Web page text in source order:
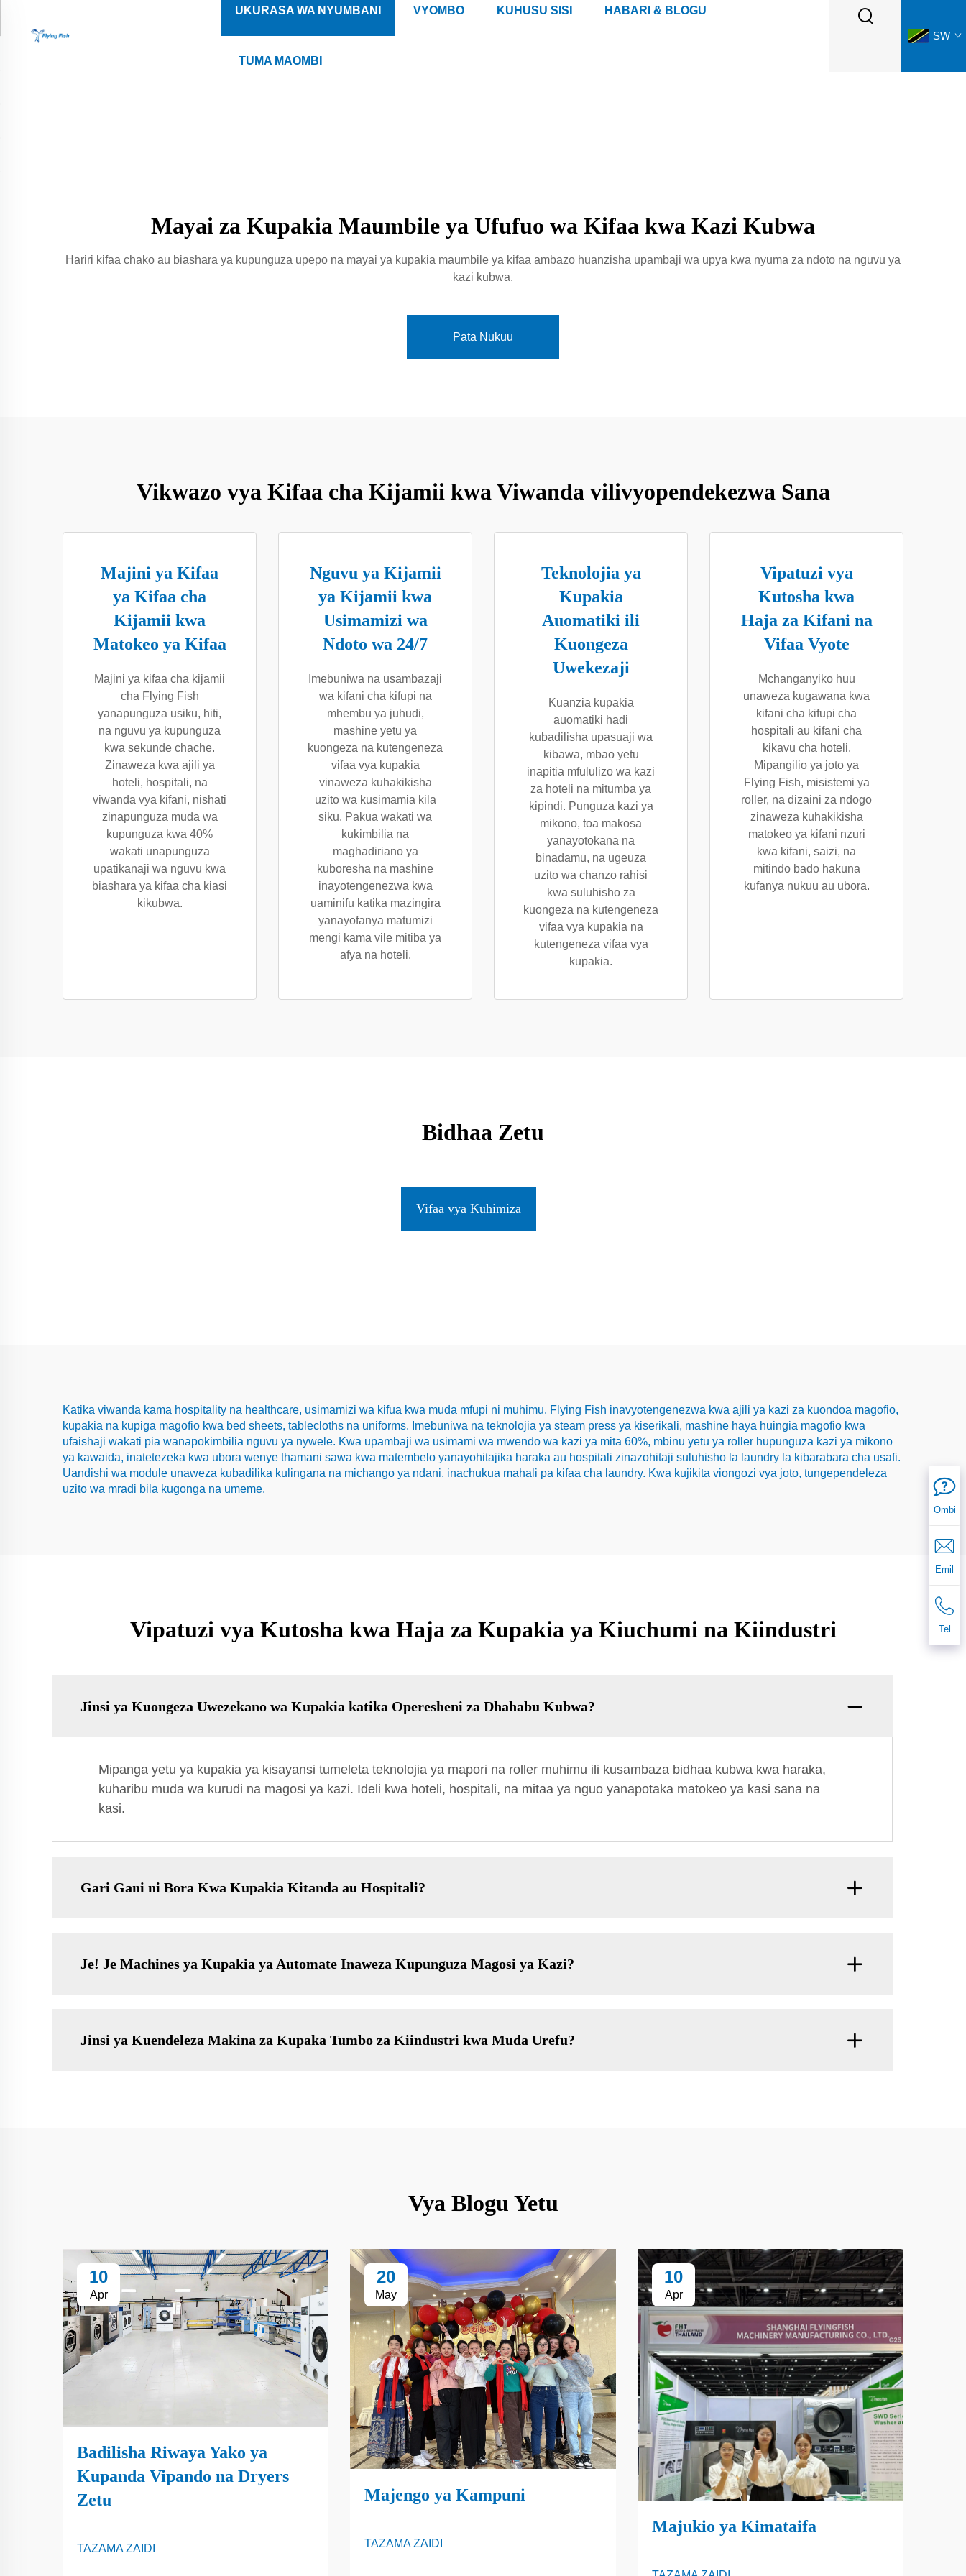
UKURASA WA NYUMBANI VYOMBO KUHUSU SISI HABARI & BLOGU
TUMA MAOMBI
SW
Mayai za Kupakia Maumbile ya Ufufuo wa Kifaa kwa Kazi Kubwa
Hariri kifaa chako au biashara ya kupunguza upepo na mayai ya kupakia maumbile ya kifaa ambazo huanzisha upambaji wa upya kwa nyuma za ndoto na nguvu ya
kazi kubwa.
Pata Nukuu
Vikwazo vya Kifaa cha Kijamii kwa Viwanda vilivyopendekezwa Sana
Majini ya Kifaa
ya Kifaa cha
Kijamii kwa
Matokeo ya Kifaa
Majini ya kifaa cha kijamii
cha Flying Fish
yanapunguza usiku, hiti,
na nguvu ya kupunguza
kwa sekunde chache.
Zinaweza kwa ajili ya
hoteli, hospitali, na
viwanda vya kifani, nishati
zinapunguza muda wa
kupunguza kwa 40%
wakati unapunguza
upatikanaji wa nguvu kwa
biashara ya kifaa cha kiasi
kikubwa.
Nguvu ya Kijamii
ya Kijamii kwa
Usimamizi wa
Ndoto wa 24/7
Imebuniwa na usambazaji
wa kifani cha kifupi na
mhembu ya juhudi,
mashine yetu ya
kuongeza na kutengeneza
vifaa vya kupakia
vinaweza kuhakikisha
uzito wa kusimamia kila
siku. Pakua wakati wa
kukimbilia na
maghadiriano ya
kuboresha na mashine
inayotengenezwa kwa
uaminifu katika mazingira
yanayofanya matumizi
mengi kama vile mitiba ya
afya na hoteli.
Teknolojia ya
Kupakia
Auomatiki ili
Kuongeza
Uwekezaji
Kuanzia kupakia
auomatiki hadi
kubadilisha upasuaji wa
kibawa, mbao yetu
inapitia mfululizo wa kazi
za hoteli na mitumba ya
kipindi. Punguza kazi ya
mikono, toa makosa
yanayotokana na
binadamu, na ugeuza
uzito wa chanzo rahisi
kwa suluhisho za
kuongeza na kutengeneza
vifaa vya kupakia na
kutengeneza vifaa vya
kupakia.
Vipatuzi vya
Kutosha kwa
Haja za Kifani na
Vifaa Vyote
Mchanganyiko huu
unaweza kugawana kwa
kifani cha kifupi cha
hospitali au kifani cha
kikavu cha hoteli.
Mipangilio ya joto ya
Flying Fish, misistemi ya
roller, na dizaini za ndogo
zinaweza kuhakikisha
matokeo ya kifani nzuri
kwa kifani, saizi, na
mitindo bado hakuna
kufanya nukuu au ubora.
Bidhaa Zetu
Vifaa vya Kuhimiza
Katika viwanda kama hospitality na healthcare, usimamizi wa kifua kwa muda mfupi ni muhimu. Flying Fish inavyotengenezwa kwa ajili ya kazi za kuondoa magofio,
kupakia na kupiga magofio kwa bed sheets, tablecloths na uniforms. Imebuniwa na teknolojia ya steam press ya kiserikali, mashine haya huingia magofio kwa
ufaishaji wakati pia wanapokimbilia nguvu ya nywele. Kwa upambaji wa usimami wa mwendo wa kazi ya mita 60%, mbinu yetu ya roller hupunguza kazi ya mikono
ya kawaida, inatetezeka kwa ubora wenye thamani sawa kwa matembelo yanayohitajika haraka au hospitali zinazohitaji suluhisho la laundry la kibarabara cha usafi.
Uandishi wa module unaweza kubadilika kulingana na michango ya ndani, inachukua mahali pa kifaa cha laundry. Kwa kujikita viongozi vya joto, tungependeleza
uzito wa mradi bila kugonga na umeme.
Vipatuzi vya Kutosha kwa Haja za Kupakia ya Kiuchumi na Kiindustri
Jinsi ya Kuongeza Uwezekano wa Kupakia katika Operesheni za Dhahabu Kubwa?
Mipanga yetu ya kupakia ya kisayansi tumeleta teknolojia ya mapori na roller muhimu ili kusambaza bidhaa kubwa kwa haraka,
kuharibu muda wa kurudi na magosi ya kazi. Ideli kwa hoteli, hospitali, na mitaa ya nguo yanapotaka matokeo ya kasi sana na
kasi.
Gari Gani ni Bora Kwa Kupakia Kitanda au Hospitali?
Je! Je Machines ya Kupakia ya Automate Inaweza Kupunguza Magosi ya Kazi?
Jinsi ya Kuendeleza Makina za Kupaka Tumbo za Kiindustri kwa Muda Urefu?
Vya Blogu Yetu
10
Apr
Badilisha Riwaya Yako ya
Kupanda Vipando na Dryers
Zetu
TAZAMA ZAIDI
20
May
Majengo ya Kampuni
TAZAMA ZAIDI
10
Apr
Majukio ya Kimataifa
Ombi
Emil
Tel